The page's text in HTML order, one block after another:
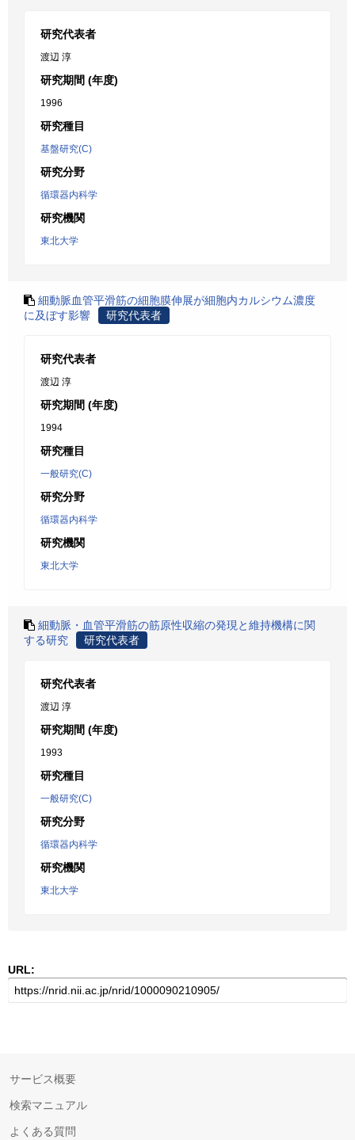
研究代表者
渡辺 淳
研究期間 (年度)
1996
研究種目
基盤研究(C)
研究分野
循環器内科学
研究機関
東北大学
細動脈血管平滑筋の細胞膜伸展が細胞内カルシウム濃度
に及ぼす影響
研究代表者
研究代表者
渡辺 淳
研究期間 (年度)
1994
研究種目
一般研究(C)
研究分野
循環器内科学
研究機関
東北大学
細動脈・血管平滑筋の筋原性収縮の発現と維持機構に関
する研究
研究代表者
研究代表者
渡辺 淳
研究期間 (年度)
1993
研究種目
一般研究(C)
研究分野
循環器内科学
研究機関
東北大学
URL:
サービス概要
検索マニュアル
よくある質問